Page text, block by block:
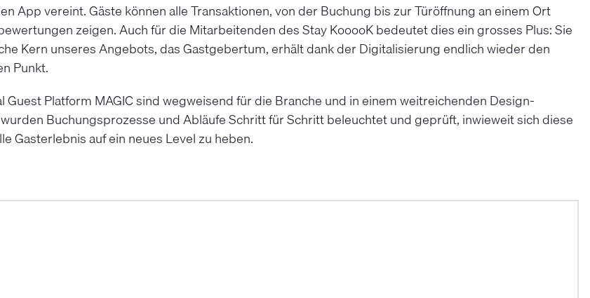
App vereint. Gäste können alle Transaktionen, von der Buchung bis zur Türöffnung an einem Ort
zeigen. Auch für die Mitarbeitenden des Stay KooooK bedeutet dies ein grosses Plus: Sie
Kern unseres Angebots, das Gastgebertum, erhält dank der Digitalisierung endlich wieder den
Punkt.
Platform MAGIC sind wegweisend für die Branche und in einem weitreichenden Design-
Buchungsprozesse und Abläufe Schritt für Schritt beleuchtet und geprüft, inwieweit sich diese
Gasterlebnis auf ein neues Level zu heben.